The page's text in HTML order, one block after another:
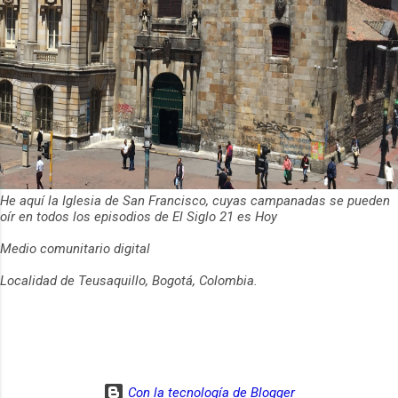
He aquí la Iglesia de San Francisco, cuyas campanadas se pueden
oír en todos los episodios de El Siglo 21 es Hoy
Medio comunitario digital
Localidad de Teusaquillo, Bogotá, Colombia.
Con la tecnología de Blogger